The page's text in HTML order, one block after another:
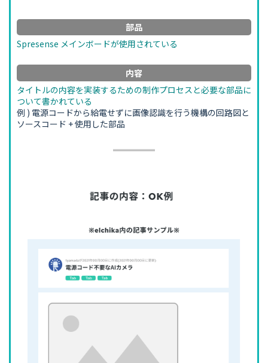
部品
Spresense メインボードが使用されている
内容
タイトルの内容を実装するための制作プロセスと必要な部品に
ついて書かれている
例 ) 電源コードから給電せずに画像認識を行う機構の回路図と
ソースコード + 使用した部品